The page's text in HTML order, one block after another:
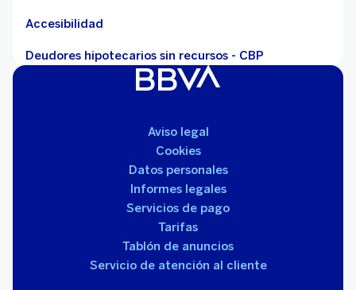
Accesibilidad
Deudores hipotecarios sin recursos - CBP
Aviso legal
Cookies
Datos personales
Informes legales
Servicios de pago
Tarifas
Tablón de anuncios
Servicio de atención al cliente